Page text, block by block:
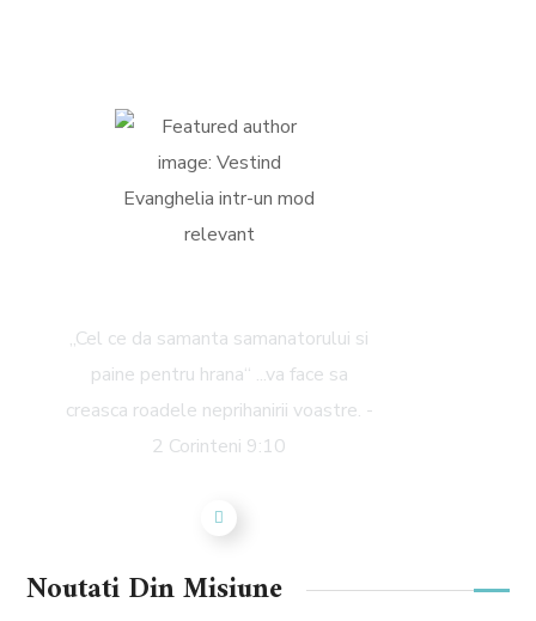
„Cel ce da samanta samanatorului si
paine pentru hrana“ ...va face sa
creasca roadele neprihanirii voastre. -
2 Corinteni 9:10
Noutati Din Misiune